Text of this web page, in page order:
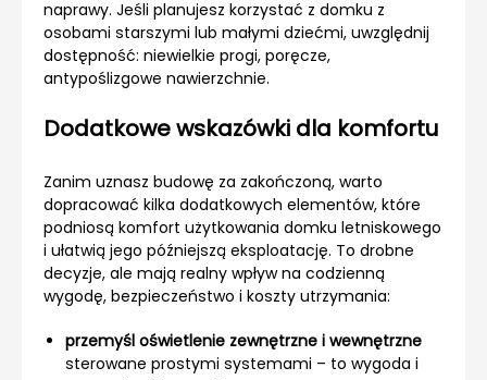
naprawy. Jeśli planujesz korzystać z domku z
osobami starszymi lub małymi dziećmi, uwzględnij
dostępność: niewielkie progi, poręcze,
antypoślizgowe nawierzchnie.
Dodatkowe wskazówki dla komfortu
Zanim uznasz budowę za zakończoną, warto
dopracować kilka dodatkowych elementów, które
podniosą komfort użytkowania domku letniskowego
i ułatwią jego późniejszą eksploatację. To drobne
decyzje, ale mają realny wpływ na codzienną
wygodę, bezpieczeństwo i koszty utrzymania:
przemyśl oświetlenie zewnętrzne i wewnętrzne
sterowane prostymi systemami – to wygoda i